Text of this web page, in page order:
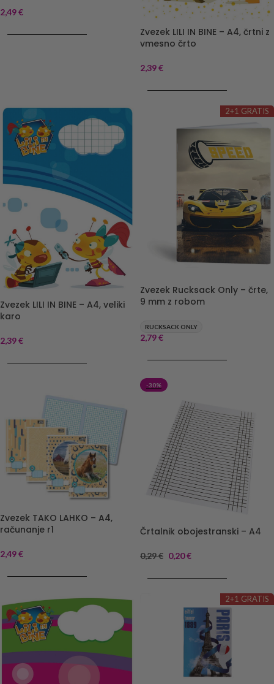
2,49€
Zvezek LILI IN BINE – A4, črtni z
vmesno črto
2,39€
Zvezek LILI IN BINE – A4, veliki
karo
2,39€
2+1 GRATIS
Zvezek Rucksack Only – črte,
9 mm z robom
RUCKSACK ONLY
2,79€
Zvezek TAKO LAHKO – A4,
računanje r1
2,49€
-30%
Črtalnik obojestranski – A4
0,29€ 0,20€
2+1 GRATIS